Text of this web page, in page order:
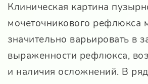
Клиническая картина
мочеточникового рефлюкса
значительно варьировать в
выраженности рефлюкса,
и наличия осложнений. В